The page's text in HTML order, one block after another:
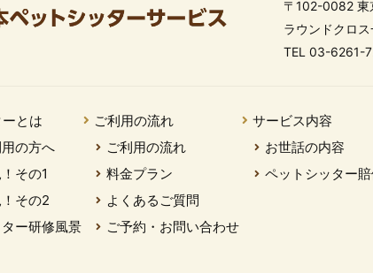
〒102-0082 東
ラウンドクロ
TEL 03-6261-
とは
の方へ
その1
その2
ー研修風景
ご利用の流れ
ご利用の流れ
料金プラン
よくあるご質問
ご予約・お問い合わせ
サービス内容
お世話の内容
ペットシッター